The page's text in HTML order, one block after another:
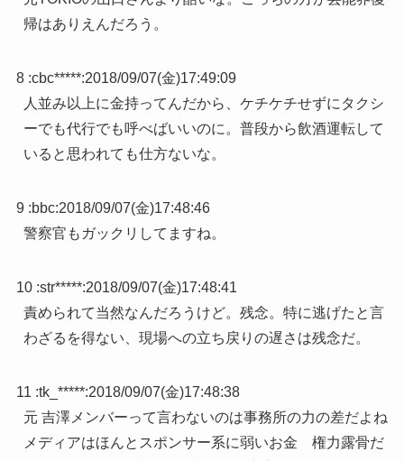
帰はありえんだろう。
8 :cbc*****:2018/09/07(金)17:49:09
人並み以上に金持ってんだから、ケチケチせずにタクシ
ーでも代行でも呼べばいいのに。普段から飲酒運転して
いると思われても仕方ないな。
9 :bbc:2018/09/07(金)17:48:46
警察官もガックリしてますね。
10 :str*****:2018/09/07(金)17:48:41
責められて当然なんだろうけど。残念。特に逃げたと言
わざるを得ない、現場への立ち戻りの遅さは残念だ。
11 :tk_*****:2018/09/07(金)17:48:38
元 吉澤メンバーって言わないのは事務所の力の差だよね
メディアはほんとスポンサー系に弱いお金 権力露骨だ